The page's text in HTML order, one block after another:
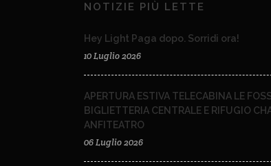
NOTIZIE PIÙ LETTE
Hey Light Paga dopo. Sorridi ora!
10 Luglio 2026
APERTURA ESTIVA TELECABINA LE
BIGLIETTERIA CENTRALE E RIFUGIO
ANFITEATRO
06 Luglio 2026